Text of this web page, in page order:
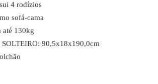
4 rodízios
sofá-cama
até 130kg
90,5x18x190,0cm